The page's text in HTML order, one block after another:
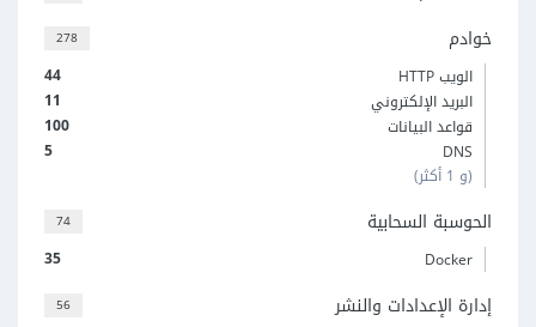
278 خوادم
44
الويب HTTP
11
البريد الإلكتروني
100
قواعد البيانات
5
DNS
(و 1 أكثر)
74 الحوسبة السحابية
35 Docker
56 إدارة الإعدادات والنشر